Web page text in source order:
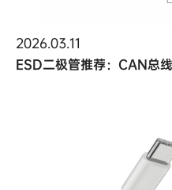
2026.03.11
ESD二极管推荐：CAN总